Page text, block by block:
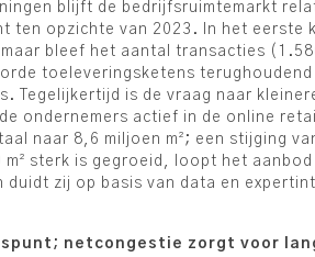
blijft de bedrijfsruimtemarkt
opzichte van 2023. In het eerste
bleef het aantal transacties
toeleveringsketens
is de vraag naar
ondernemers actief in de online
naar 8,6 miljoen m²; een stijging
sterk is gegroeid, loopt het
zij op basis van data en
netcongestie zorgt voor